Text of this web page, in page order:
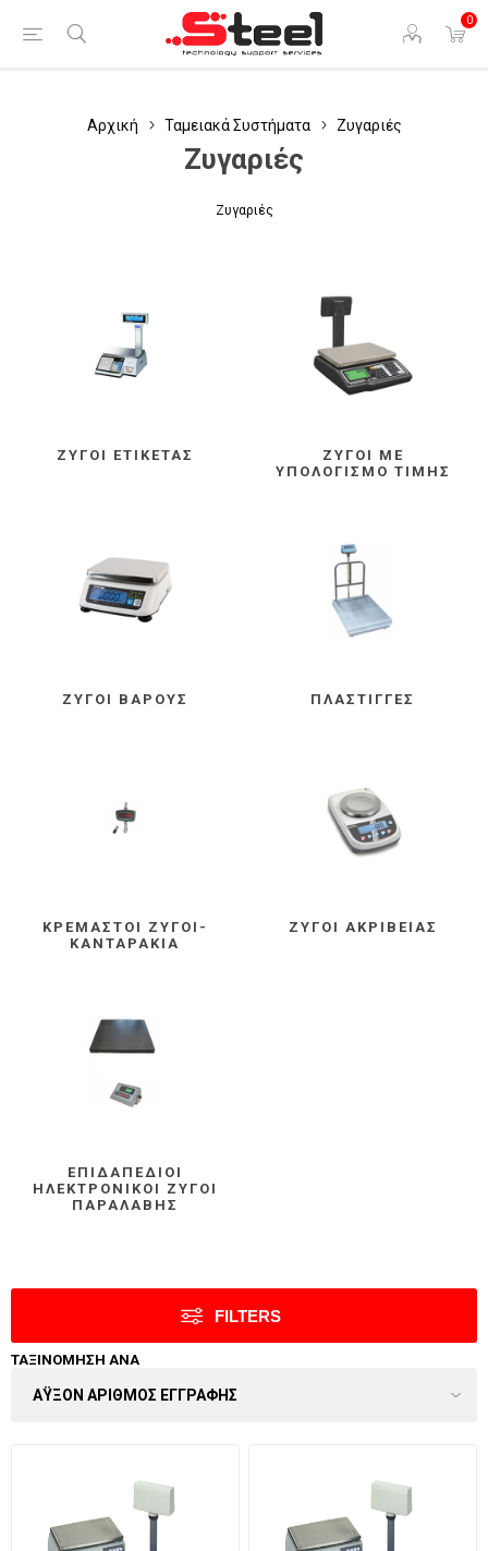
0
Αρχική Ταμειακά Συστήματα Ζυγαριές
Ζυγαριές
Ζυγαριές
ΖΥΓΟΊ ΕΤΙΚΈΤΑΣ
ΖΥΓΟΊ ΜΕ
ΥΠΟΛΟΓΙΣΜΌ ΤΙΜΉΣ
ΖΥΓΟΊ ΒΆΡΟΥΣ ΠΛΆΣΤΙΓΓΕΣ
ΚΡΕΜΑΣΤΟΊ ΖΥΓΟΊ-
ΚΑΝΤΑΡΆΚΙΑ
ΖΥΓΟΊ ΑΚΡΙΒΕΊΑΣ
ΕΠΙΔΑΠΈΔΙΟΙ
ΗΛΕΚΤΡΟΝΙΚΟΊ ΖΥΓΟΊ
ΠΑΡΑΛΑΒΉΣ
FILTERS
ΤΑΞΙΝΌΜΗΣΗ ΑΝΆ